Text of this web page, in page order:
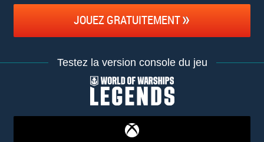
JOUEZ GRATUITEMENT
Testez la version console du jeu